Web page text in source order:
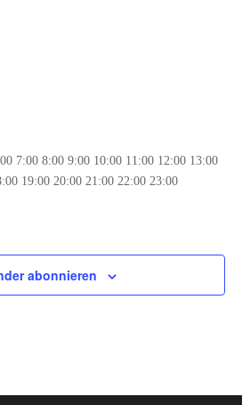
7:00 8:00 9:00 10:00 11:00 12:00 13:00
19:00 20:00 21:00 22:00 23:000:00
abonnieren